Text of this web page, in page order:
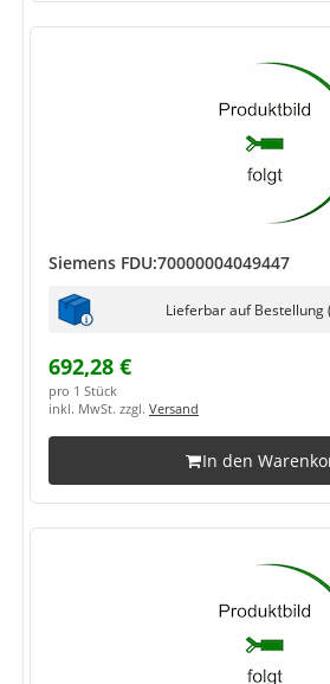
Siemens FDU:70000004049447
Lieferbar auf Bestellung
692,28 €
pro 1 Stück
inkl. MwSt. zzgl. Versand
In den